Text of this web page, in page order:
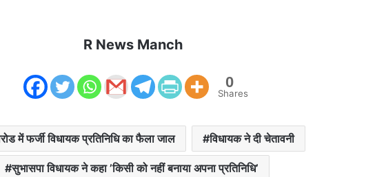
R News Manch
0
Shares
में फर्जी विधायक प्रतिनिधि का फैला जाल विधायक ने दी चेतावनी
सुभासपा विधायक ने कहा ’किसी को नहीं बनाया अपना प्रतिनिधि’